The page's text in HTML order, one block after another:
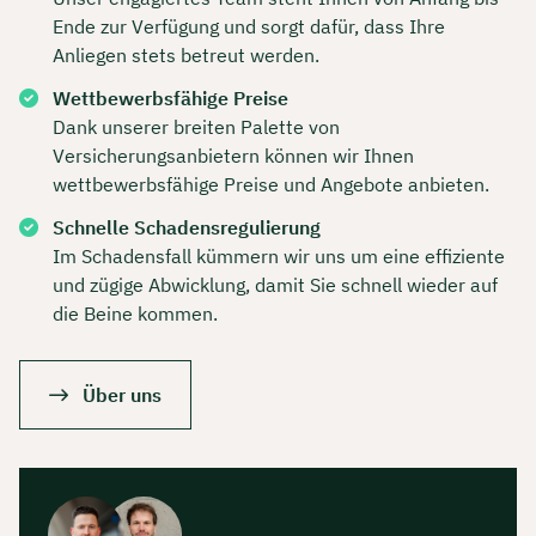
Ende zur Verfügung und sorgt dafür, dass Ihre
Anliegen stets betreut werden.
Wettbewerbsfähige Preise
Dank unserer breiten Palette von
Versicherungsanbietern können wir Ihnen
wettbewerbsfähige Preise und Angebote anbieten.
Schnelle Schadensregulierung
Im Schadensfall kümmern wir uns um eine effiziente
und zügige Abwicklung, damit Sie schnell wieder auf
die Beine kommen.
Über uns
Dauer: ca. 30 Minuten
Kostenfrei & unverbindlich
🗓️ Wählen Sie jetzt Ihren Wunschtermin:
Meeting buchen